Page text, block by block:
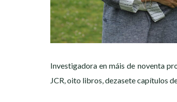
Investigadora en máis de noventa
JCR, oito libros, dezasete capítulos